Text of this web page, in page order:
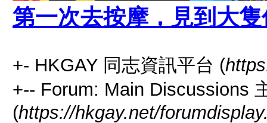
第一次去按摩，見到大
+- HKGAY 同志資訊平台 (
+-- Forum: Main Discussions
(https://hkgay.net/